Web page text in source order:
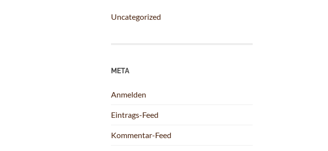
Uncategorized
META
Anmelden
Eintrags-Feed
Kommentar-Feed